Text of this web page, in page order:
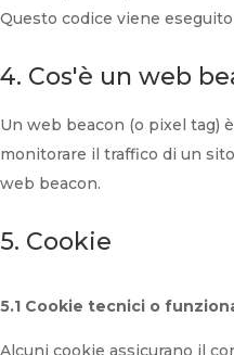
Questo codice viene
4. Cos'è un web
Un web beacon (o pixel tag)
monitorare il traffico di un
web beacon.
5. Cookie
5.1 Cookie tecnici o
Alcuni cookie assicurano il